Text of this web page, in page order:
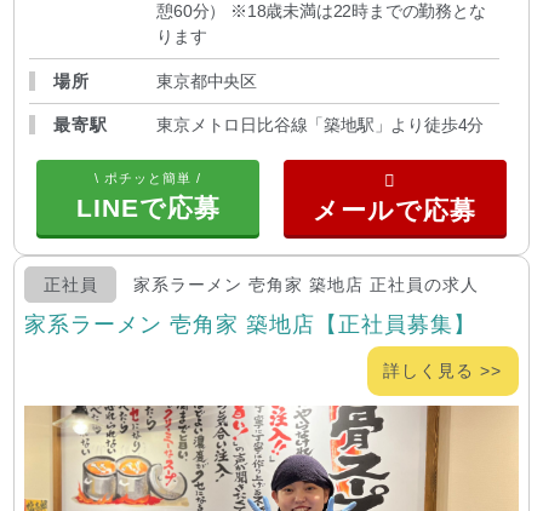
憩60分） ※18歳未満は22時までの勤務とな
ります
場所 東京都中央区
最寄駅 東京メトロ日比谷線「築地駅」より徒歩4分
\ ポチッと簡単 /
LINEで応募
正社員 家系ラーメン 壱角家 築地店 正社員の求人
家系ラーメン 壱角家 築地店【正社員募集】
詳しく見る >>